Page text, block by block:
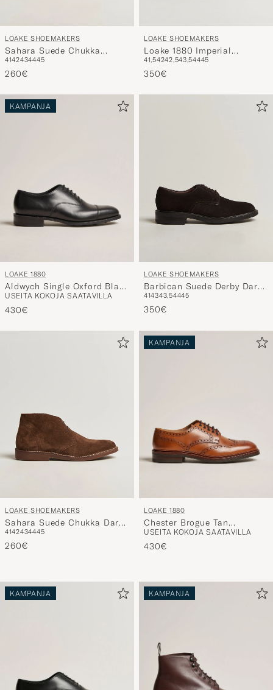
LOAKE SHOEMAKERS
Sahara Suede Chukka
Chestnut
4142434445
260€
LOAKE SHOEMAKERS
Loake 1880 Imperial
Grained Penny Loafer Dark
Brown
41,54242,543,54445
350€
KAMPANJA
LOAKE 1880
Aldwych Single Oxford Black
Calf
USEITA KOKOJA SAATAVILLA
430€
LOAKE SHOEMAKERS
Barbican Suede Derby Dark
Brown
414343,54445
350€
LOAKE SHOEMAKERS
Sahara Suede Chukka Dark
Brown
4142434445
260€
KAMPANJA
LOAKE 1880
Chester Brogue Tan
Burnished Calf
USEITA KOKOJA SAATAVILLA
430€
KAMPANJA KAMPANJA